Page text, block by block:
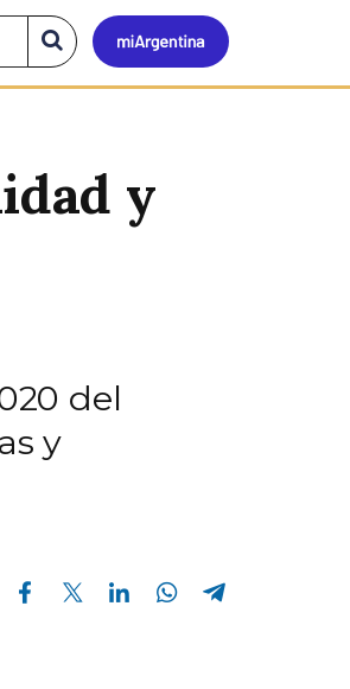
Mi
Buscar
en
el
y
del
y
Compartir en Facebook Compartir en Twitter Compartir en Linkedin Compartir en Whatsapp